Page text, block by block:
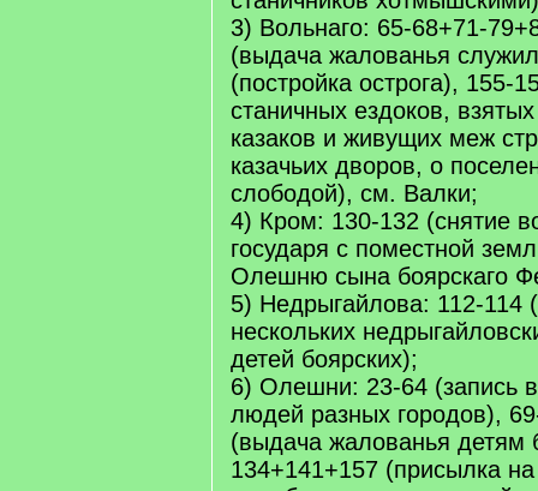
3) Вольнаго: 65-68+71-
(выдача жалованья
(постройка острога), 155-
станичных ездоков,
казаков и живущих меж
казачьих дворов, о
слободой), см. Валки;
4) Кром: 130-132 (снятие
государя с поместной
Олешню сына боярскаго
5) Недрыгайлова: 112-114
нескольких
детей боярских);
6) Олешни: 23-64 (запись
людей разных городов),
(выдача жалованья детям
134+141+157 (присылка